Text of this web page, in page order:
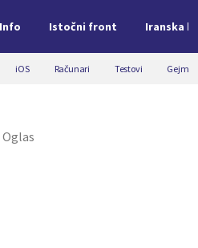
Info Istočni front Iranska
iOS Računari Testovi